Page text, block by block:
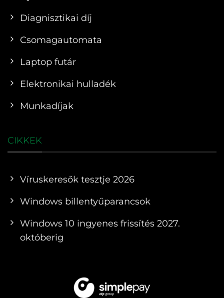
Diagnisztikai díj
Csomagautomata
Laptop futár
Elektronikai hulladék
Munkadíjak
CIKKEK
Víruskeresők tesztje 2026
Windows billentyűparancsok
Windows 10 ingyenes frissítés 2027.
októberig